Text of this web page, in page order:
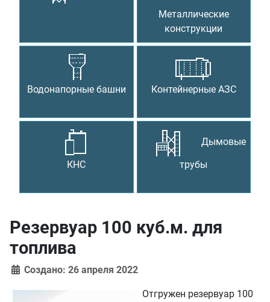
Металлические
конструкции
Водонапорные башни Контейнерные АЗС
КНС
Дымовые
трубы
Резервуар 100 куб.м. для
топлива
Создано: 26 апреля 2022
Отгружен резервуар 100